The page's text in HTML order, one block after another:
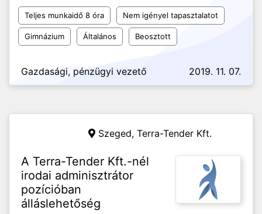
Teljes munkaidő 8 óra Nem igényel tapasztalatot
Gimnázium Általános Beosztott
Gazdasági, pénzügyi vezető 2019. 11. 07.
Szeged, Terra-Tender Kft.
A Terra-Tender Kft.-nél
irodai adminisztrátor
pozícióban
álláslehetőség